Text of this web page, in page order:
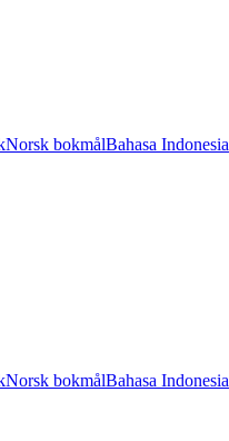
Norsk bokmålBahasa Indonesia
Norsk bokmålBahasa Indonesia